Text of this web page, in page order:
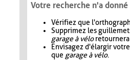
Votre recherche n'a
Vérifiez que
Supprimez les
garage à véloretournera
Envisagez d'élargir
que garage à vélo.